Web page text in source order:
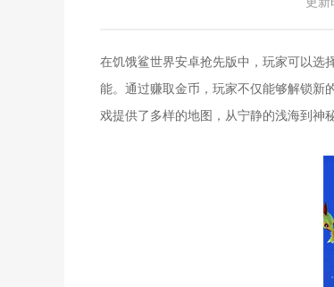
在饥饿鲨世界安卓抢先版中，玩家可以选
能。通过赚取金币，玩家不仅能够解锁新
戏提供了多样的地图，从宁静的浅海到神